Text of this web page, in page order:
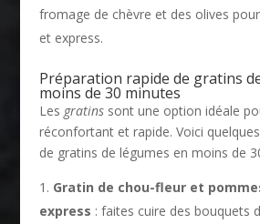
fromage de chèvre et des olives
et express.
Préparation rapide de gratins
moins de 30 minutes
Les gratinssont une option idéale
réconfortant et rapide. Voici
de gratins de légumes en moins de
Gratin de chou-fleur et
express : faites cuire des bouquets